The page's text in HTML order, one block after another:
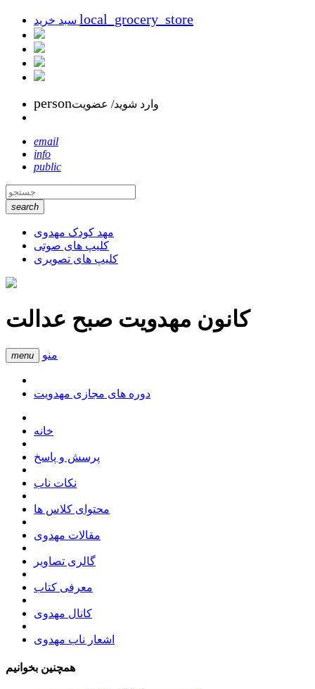
local_grocery_store
personوارد شوید/ عضویت
email
info
public
search
مهد کودک مهدوی
کلیپ های صوتی
کلیپ های تصویری
کانون مهدویت صبح عدالت
menu منو
دوره های مجازی مهدویت
خانه
پرسش و پاسخ
نکات ناب
محتوای کلاس ها
مقالات مهدوی
گالری تصاویر
معرفی کتاب
کانال مهدوی
اشعار ناب مهدوی
همچنین بخوانیم